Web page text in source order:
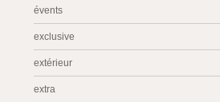
évents
exclusive
extérieur
extra